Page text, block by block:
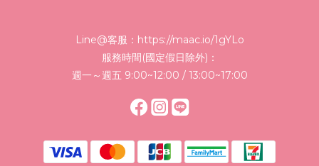
Line@客服： https://maac.io/1gYLo
服務時間(國定假日除外)：
週一～週五 9:00~12:00 / 13:00~17:00